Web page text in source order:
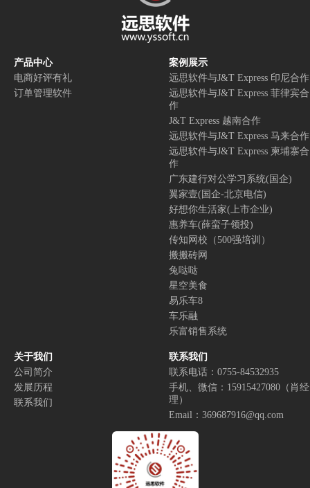
产品中心
电商好评有礼
订单管理软件
案例展示
远思软件与J&T Express 印尼合作
远思软件与J&T Express 菲律宾合
作
J&T Express 越南合作
远思软件与J&T Express 马来合作
远思软件与J&T Express 柬埔寨合
作
广东建行对公学习系统(国企)
翼家壹(国企-北京电信)
好想你生活家(上市企业)
惠养车(薛蛮子领投)
传知网校（500强培训）
搬搬砖网
兔哒哒
星空美食
易乐车8
车乐融
乐富销售系统
关于我们
公司简介
发展历程
联系我们
联系我们
联系电话：0755-84532935
手机、微信：15915427080 （肖经
理）
Email：369687916@qq.com